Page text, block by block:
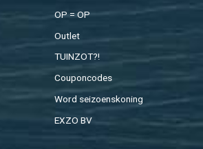
OP = OP
Out­let
TUIN­ZOT?!
Cou­pon­co­des
Word sei­zoens­ko­ning
EXZO BV